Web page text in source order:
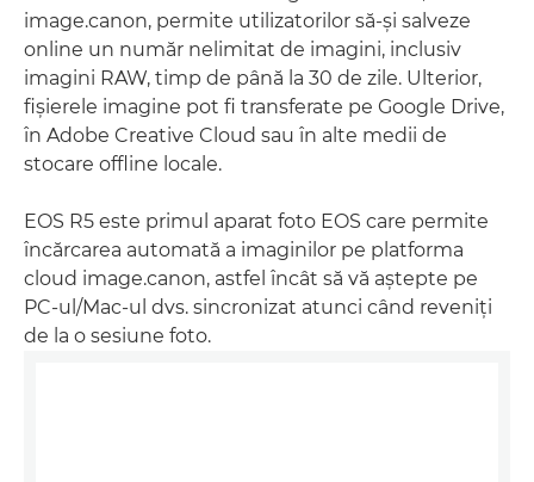
image.canon, permite utilizatorilor să-şi salveze
online un număr nelimitat de imagini, inclusiv
imagini RAW, timp de până la 30 de zile. Ulterior,
fişierele imagine pot fi transferate pe Google Drive,
în Adobe Creative Cloud sau în alte medii de
stocare offline locale.
EOS R5 este primul aparat foto EOS care permite
încărcarea automată a imaginilor pe platforma
cloud image.canon, astfel încât să vă aştepte pe
PC-ul/Mac-ul dvs. sincronizat atunci când reveniţi
de la o sesiune foto.